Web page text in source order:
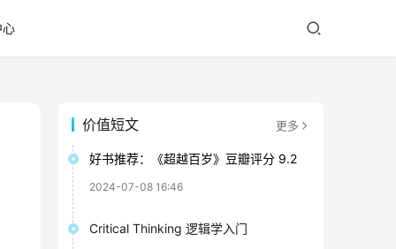
心
价值短文 更多
好书推荐：《超越百岁》豆瓣评分 9.2
2024-07-08 16:46
Critical Thinking 逻辑学入门